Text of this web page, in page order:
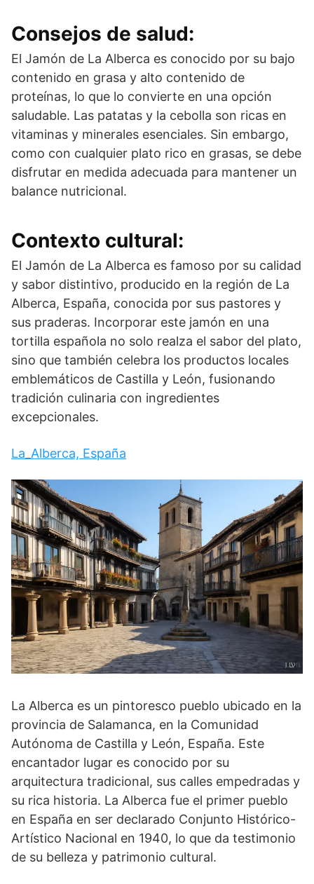
Consejos de salud:
El Jamón de La Alberca es conocido por su bajo
contenido en grasa y alto contenido de
proteínas, lo que lo convierte en una opción
saludable. Las patatas y la cebolla son ricas en
vitaminas y minerales esenciales. Sin embargo,
como con cualquier plato rico en grasas, se debe
disfrutar en medida adecuada para mantener un
balance nutricional.
Contexto cultural:
El Jamón de La Alberca es famoso por su calidad
y sabor distintivo, producido en la región de La
Alberca, España, conocida por sus pastores y
sus praderas. Incorporar este jamón en una
tortilla española no solo realza el sabor del plato,
sino que también celebra los productos locales
emblemáticos de Castilla y León, fusionando
tradición culinaria con ingredientes
excepcionales.
La_Alberca, España
La Alberca es un pintoresco pueblo ubicado en la
provincia de Salamanca, en la Comunidad
Autónoma de Castilla y León, España. Este
encantador lugar es conocido por su
arquitectura tradicional, sus calles empedradas y
su rica historia. La Alberca fue el primer pueblo
en España en ser declarado Conjunto Histórico-
Artístico Nacional en 1940, lo que da testimonio
de su belleza y patrimonio cultural.